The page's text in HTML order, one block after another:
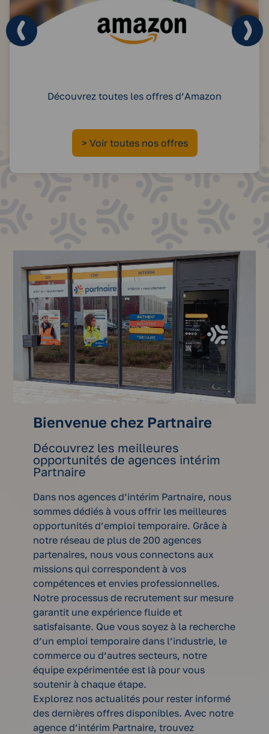
Découvrez toutes les offres d’Amazon
> Voir toutes nos offres:
Amazon
Bienvenue chez Partnaire
Découvrez les meilleures
opportunités de agences intérim
Partnaire
Dans nos agences d’intérim Partnaire, nous
sommes dédiés à vous offrir les meilleures
opportunités d’emploi temporaire. Grâce à
notre réseau de plus de 200 agences
partenaires, nous vous connectons aux
missions qui correspondent à vos
compétences et envies professionnelles.
Notre processus de recrutement sur mesure
garantit une expérience fluide et
satisfaisante. Que vous soyez à la recherche
d’un emploi temporaire dans l’industrie, le
commerce ou d’autres secteurs, notre
équipe expérimentée est là pour vous
soutenir à chaque étape.
Explorez nos actualités pour rester informé
des dernières offres disponibles. Avec notre
agence d’intérim Partnaire, trouvez